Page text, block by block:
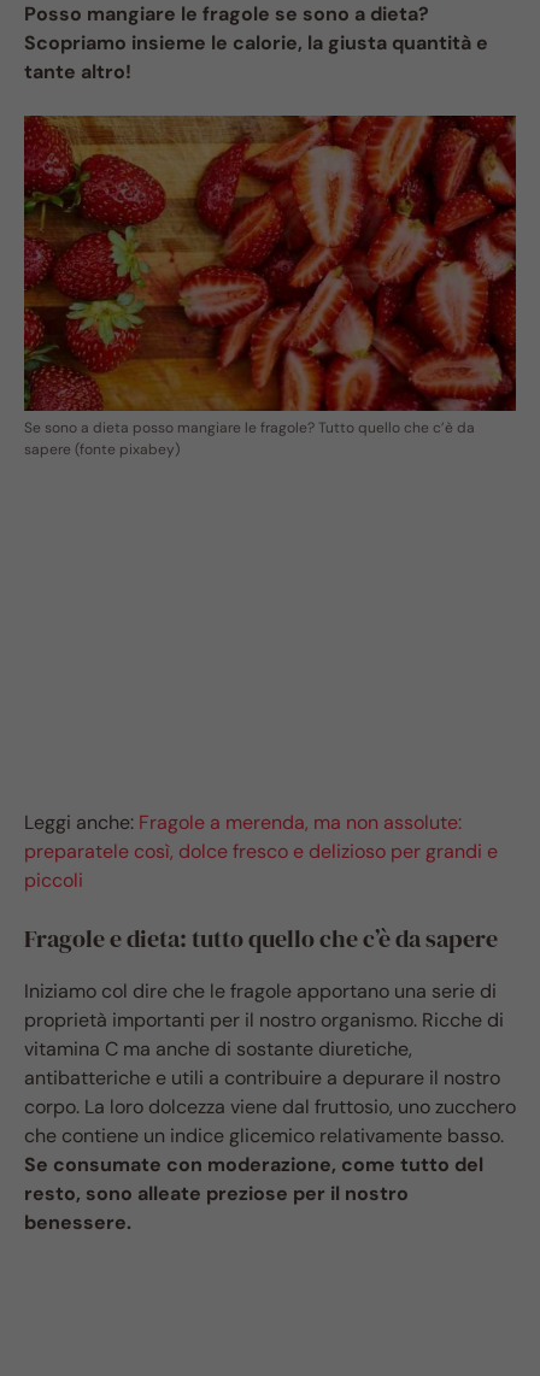
Posso mangiare le fragole se sono a dieta?
Scopriamo insieme le calorie, la giusta quantità e
tante altro!
Se sono a dieta posso mangiare le fragole? Tutto quello che c’è da
sapere (fonte pixabey)
Leggi anche: Fragole a merenda, ma non assolute:
preparatele così, dolce fresco e delizioso per grandi e
piccoli
Fragole e dieta: tutto quello che c’è da sapere
Iniziamo col dire che le fragole apportano una serie di
proprietà importanti per il nostro organismo. Ricche di
vitamina C ma anche di sostante diuretiche,
antibatteriche e utili a contribuire a depurare il nostro
corpo. La loro dolcezza viene dal fruttosio, uno zucchero
che contiene un indice glicemico relativamente basso.
Se consumate con moderazione, come tutto del
resto, sono alleate preziose per il nostro
benessere.